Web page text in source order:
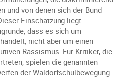
und von denen sich der Bund
Einschätzung liegt
dass es sich um
nicht aber um einen
Rassismus. Für Kritiker, die
spielen die genannten
der Waldorfschulbewegung